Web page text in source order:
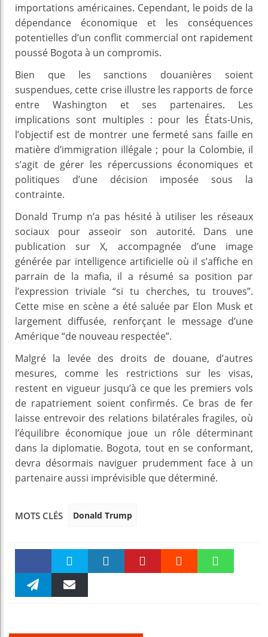
importations américaines. Cependant, le poids de la
dépendance économique et les conséquences
potentielles d’un conflit commercial ont rapidement
poussé Bogota à un compromis.
Bien que les sanctions douanières soient
suspendues, cette crise illustre les rapports de force
entre Washington et ses partenaires. Les
implications sont multiples : pour les États-Unis,
l’objectif est de montrer une fermeté sans faille en
matière d’immigration illégale ; pour la Colombie, il
s’agit de gérer les répercussions économiques et
politiques d’une décision imposée sous la
contrainte.
Donald Trump n’a pas hésité à utiliser les réseaux
sociaux pour asseoir son autorité. Dans une
publication sur X, accompagnée d’une image
générée par intelligence artificielle où il s’affiche en
parrain de la mafia, il a résumé sa position par
l’expression triviale “si tu cherches, tu trouves”.
Cette mise en scène a été saluée par Elon Musk et
largement diffusée, renforçant le message d’une
Amérique “de nouveau respectée”.
Malgré la levée des droits de douane, d’autres
mesures, comme les restrictions sur les visas,
restent en vigueur jusqu’à ce que les premiers vols
de rapatriement soient confirmés. Ce bras de fer
laisse entrevoir des relations bilatérales fragiles, où
l’équilibre économique joue un rôle déterminant
dans la diplomatie. Bogota, tout en se conformant,
devra désormais naviguer prudemment face à un
partenaire aussi imprévisible que déterminé.
MOTS CLÉS Donald Trump
Faceboo Twitter
m